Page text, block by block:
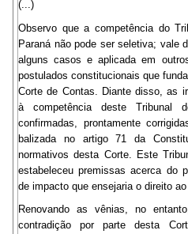
(...)
Observo que a competência do
Paraná não pode ser seletiva; vale
alguns casos e aplicada em
postulados constitucionais que
Corte de Contas. Diante disso, as
à competência deste Tribunal
confirmadas, prontamente
balizada no artigo 71 da
normativos desta Corte. Este
estabeleceu premissas acerca do
de impacto que ensejaria o direito
Renovando as vênias, no
contradição por parte desta